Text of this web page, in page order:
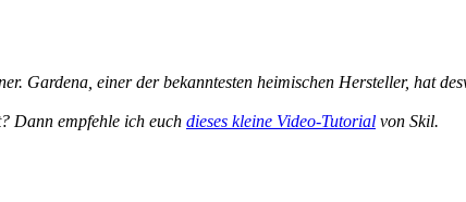
Gardena, einer der bekanntesten heimischen Hersteller, hat
Dann empfehle ich euch dieses kleine Video-Tutorial von Skil.